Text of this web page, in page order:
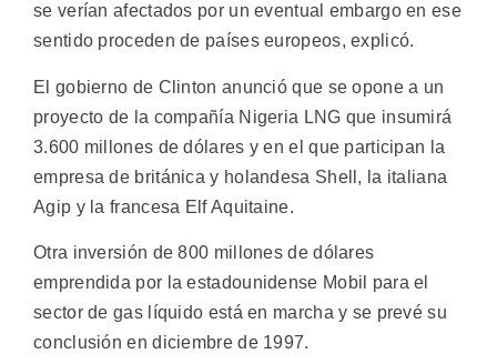
se verían afectados por un eventual embargo en ese
sentido proceden de países europeos, explicó.
El gobierno de Clinton anunció que se opone a un
proyecto de la compañía Nigeria LNG que insumirá
3.600 millones de dólares y en el que participan la
empresa de británica y holandesa Shell, la italiana
Agip y la francesa Elf Aquitaine.
Otra inversión de 800 millones de dólares
emprendida por la estadounidense Mobil para el
sector de gas líquido está en marcha y se prevé su
conclusión en diciembre de 1997.